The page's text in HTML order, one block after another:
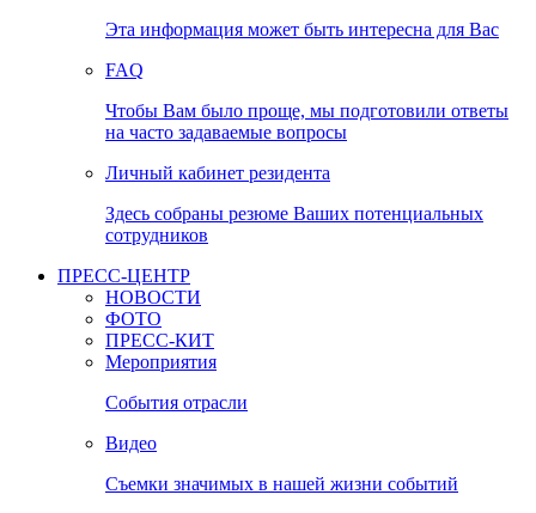
Эта информация может быть интересна для Вас
FAQ
Чтобы Вам было проще, мы подготовили ответы
на часто задаваемые вопросы
Личный кабинет резидента
Здесь собраны резюме Ваших потенциальных
сотрудников
ПРЕСС-ЦЕНТР
НОВОСТИ
ФОТО
ПРЕСС-КИТ
Мероприятия
События отрасли
Видео
Съемки значимых в нашей жизни событий